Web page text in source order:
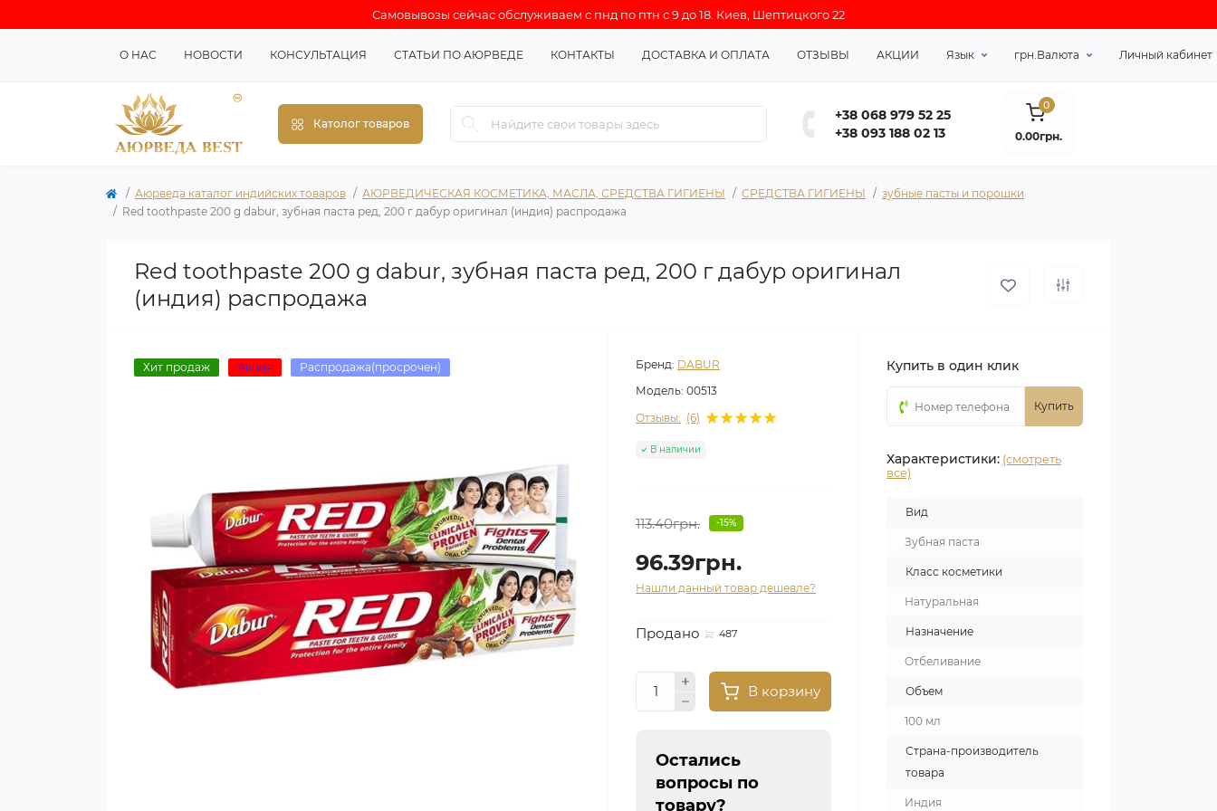
Самовывозы сейчас обслуживаем с пнд по птн с 9 до 18. Киев, Шептицкого 22
О НАС НОВОСТИ КОНСУЛЬТАЦИЯ СТАТЬИ ПО АЮРВЕДЕ КОНТАКТЫ ДОСТАВКА И ОПЛАТА ОТЗЫВЫ АКЦИИ Язык грн.Валюта Личный кабинет
Католог товаров
+38 068 979 52 25
+38 093 188 02 13
0
0.00грн.
Аюрведа каталог индийских товаров АЮРВЕДИЧЕСКАЯ КОСМЕТИКА, МАСЛА, СРЕДСТВА ГИГИЕНЫ СРЕДСТВА ГИГИЕНЫ
зубные пасты и порошки
Red toothpaste 200 g dabur, зубная паста ред, 200 г дабур оригинал (индия) распродажа
Red toothpaste 200 g dabur, зубная паста ред, 200 г дабур оригинал
(индия) распродажа
Хит продаж Акция Распродажа(просрочен) Бренд: DABUR
Модель: 00513
Отзывы: (6)
В наличии
113.40грн. -15%
96.39грн.
Нашли данный товар дешевле?
Продано 487
В корзину
Остались
вопросы по
товару?
Купить в один клик
Купить
Характеристики: (смотреть
все)
Вид
Зубная паста
Класс косметики
Натуральная
Назначение
Отбеливание
Объем
100 мл
Страна-производитель
товара
Индия